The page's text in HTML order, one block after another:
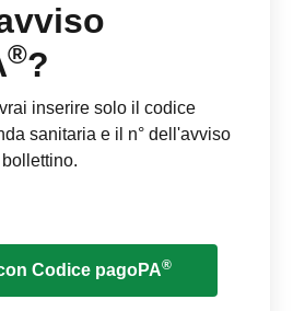
®?
inserire solo il codice
sanitaria e il n° dell'avviso
Codice pagoPA®